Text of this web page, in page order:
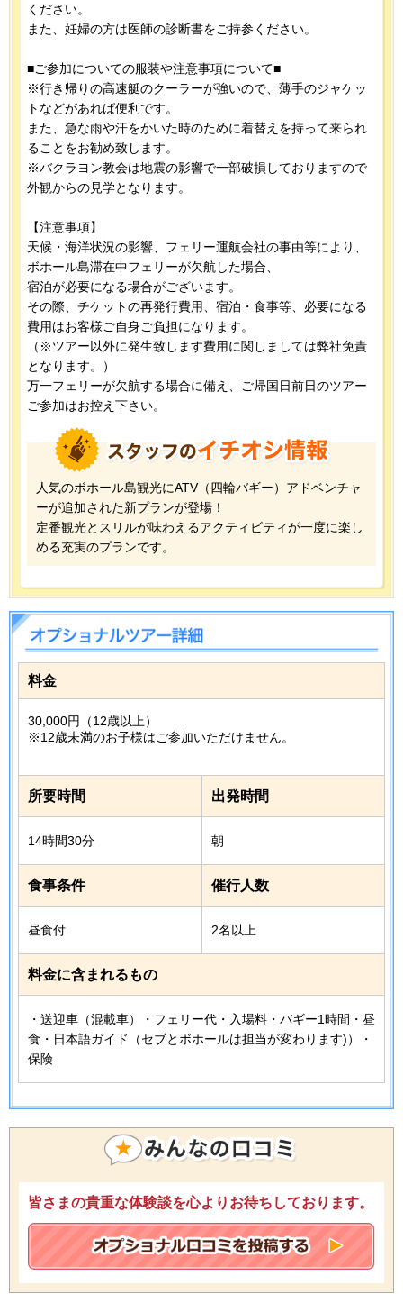
ください。
また、妊婦の方は医師の診断書をご持参ください。
■ご参加についての服装や注意事項について■
※行き帰りの高速艇のクーラーが強いので、薄手のジャケッ
トなどがあれば便利です。
また、急な雨や汗をかいた時のために着替えを持って来られ
ることをお勧め致します。
※バクラヨン教会は地震の影響で一部破損しておりますので
外観からの見学となります。
【注意事項】
天候・海洋状況の影響、フェリー運航会社の事由等により、
ボホール島滞在中フェリーが欠航した場合、
宿泊が必要になる場合がございます。
その際、チケットの再発行費用、宿泊・食事等、必要になる
費用はお客様ご自身ご負担になります。
（※ツアー以外に発生致します費用に関しましては弊社免責
となります。）
万一フェリーが欠航する場合に備え、ご帰国日前日のツアー
ご参加はお控え下さい。
人気のボホール島観光にATV（四輪バギー）アドベンチャ
ーが追加された新プランが登場！
定番観光とスリルが味わえるアクティビティが一度に楽し
める充実のプランです。
料金
30,000円（12歳以上）
※12歳未満のお子様はご参加いただけません。
所要時間
14時間30分
出発時間
朝
食事条件
昼食付
催行人数
2名以上
料金に含まれるもの
・送迎車（混載車）・フェリー代・入場料・バギー1時間・昼
食・日本語ガイド（セブとボホールは担当が変わります)）・
保険
皆さまの貴重な体験談を心よりお待ちしております。